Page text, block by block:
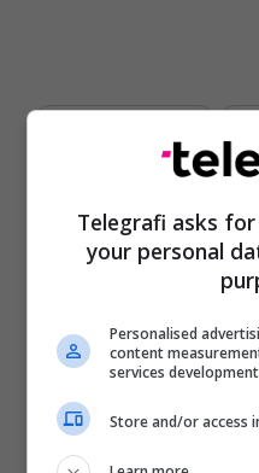
Telegrafi asks
your personal
Personalised
content
services development
Store and/or access